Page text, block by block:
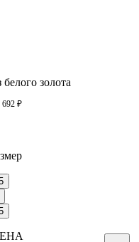
золота
692 ₽